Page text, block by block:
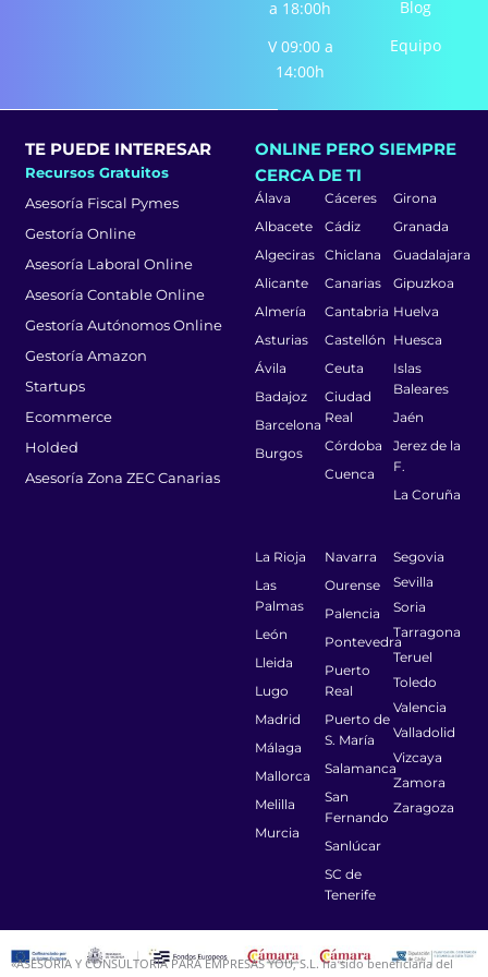
a 18:00h
V 09:00 a
14:00h
Blog
Equipo
TE PUEDE INTERESAR
Recursos Gratuitos
Asesoría Fiscal Pymes
Gestoría Online
Asesoría Laboral Online
Asesoría Contable Online
Gestoría Autónomos Online
Gestoría Amazon
Startups
Ecommerce
Holded
Asesoría Zona ZEC Canarias
ONLINE PERO SIEMPRE
CERCA DE TI
Álava
Albacete
Algeciras
Alicante
Almería
Asturias
Ávila
Badajoz
Barcelona
Burgos
Cáceres
Cádiz
Chiclana
Canarias
Cantabria
Castellón
Ceuta
Ciudad
Real
Córdoba
Cuenca
Girona
Granada
Guadalajara
Gipuzkoa
Huelva
Huesca
Islas
Baleares
Jaén
Jerez de la
F.
La Coruña
La Rioja
Las
Palmas
León
Lleida
Lugo
Madrid
Málaga
Mallorca
Melilla
Murcia
Navarra
Ourense
Palencia
Pontevedra
Puerto
Real
Puerto de
S. María
Salamanca
San
Fernando
Sanlúcar
SC de
Tenerife
Segovia
Sevilla
Soria
Tarragona
Teruel
Toledo
Valencia
Valladolid
Vizcaya
Zamora
Zaragoza
«ASESORIA Y CONSULTORIA PARA EMPRESAS YOU, S.L. ha sido beneficiaria del